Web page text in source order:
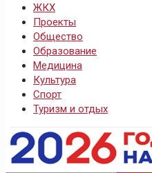
ЖКХ
Проекты
Общество
Образование
Медицина
Культура
Спорт
Туризм и отдых